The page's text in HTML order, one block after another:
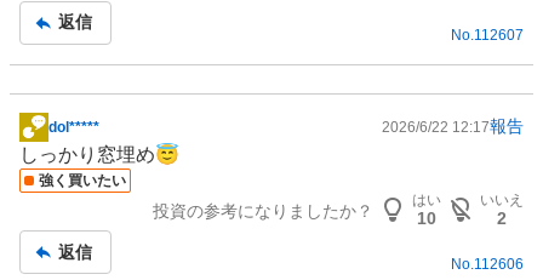
事
返信
No. 112607
掲
示
板
dol***** 2026/6/22 12:17報告
しっかり窓埋め😇
強く買いたい
投資の参考になりましたか？
はい
10
いいえ
2
返信
No.112606